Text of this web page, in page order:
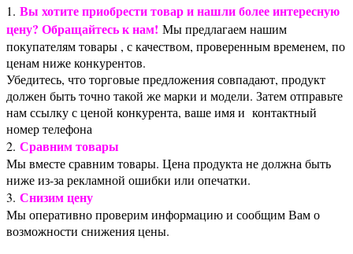
1. Вы хотите приобрести товар и нашли более интересную
цену? Обращайтесь к нам! Мы предлагаем нашим
покупателям товары , с качеством, проверенным временем, по
ценам ниже конкурентов.
Убедитесь, что торговые предложения совпадают, продукт
должен быть точно такой же марки и модели. Затем отправьте
нам ссылку с ценой конкурента, ваше имя и контактный
номер телефона
2. Сравним товары
Мы вместе сравним товары. Цена продукта не должна быть
ниже из-за рекламной ошибки или опечатки.
3. Снизим цену
Мы оперативно проверим информацию и сообщим Вам о
возможности снижения цены.